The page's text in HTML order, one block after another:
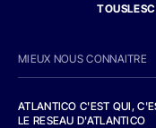
MIEUX NOUS CONNAITRE
ATLANTICO C'EST QUI,
LE RESEAU D'ATLANTICO